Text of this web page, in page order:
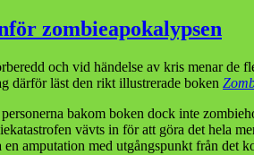
zombieapokalypsen
och vid händelse av kris menar de
därför läst den rikt illustrerade boken
bakom boken dock inte
vävts in för att göra det hela
en amputation med utgångspunkt från det